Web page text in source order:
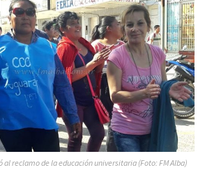
al reclamo de la educación universitaria (Foto: FM Alba)